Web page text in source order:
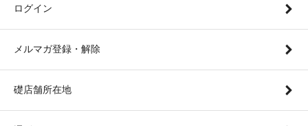
ログイン
メルマガ登録・解除
礎店舗所在地